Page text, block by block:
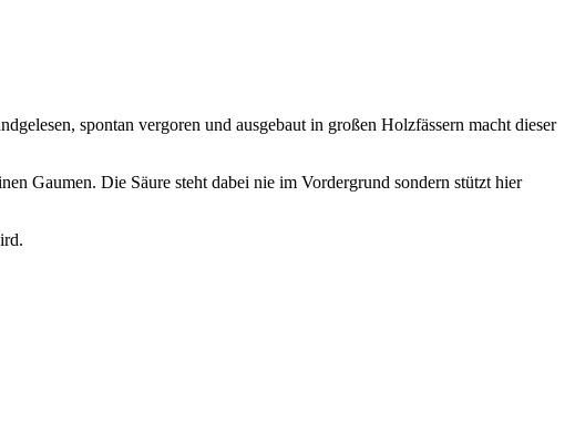
spontan vergoren und ausgebaut in großen Holzfässern macht dieser
Gaumen. Die Säure steht dabei nie im Vordergrund sondern stützt hier